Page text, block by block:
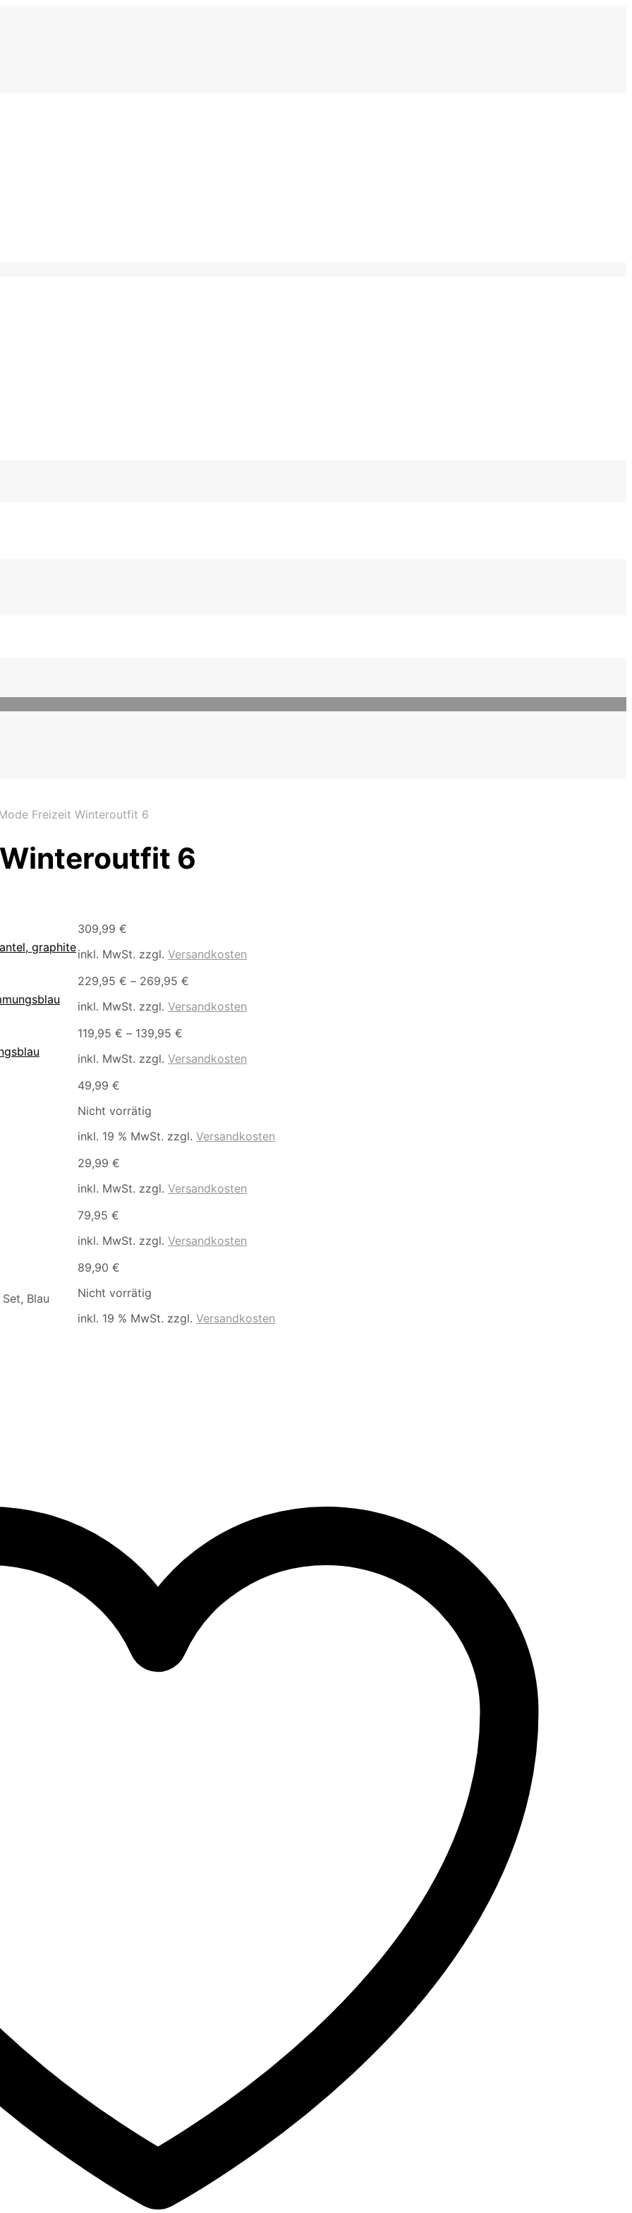
Freizeit Winteroutfit 6
6
graphite
309,99 €
inkl. MwSt. zzgl. Versandkosten
229,95 € – 269,95 €
inkl. MwSt. zzgl. Versandkosten
119,95 € – 139,95 €
inkl. MwSt. zzgl. Versandkosten
49,99 €
Nicht vorrätig
inkl. 19 % MwSt. zzgl. Versandkosten
29,99 €
inkl. MwSt. zzgl. Versandkosten
79,95 €
inkl. MwSt. zzgl. Versandkosten
Blau
89,90 €
Nicht vorrätig
inkl. 19 % MwSt. zzgl. Versandkosten